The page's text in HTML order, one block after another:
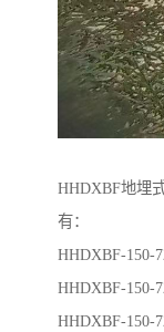
HHDXBF地埋
有：
HHDXBF-150-
HHDXBF-150-
HHDXBF-150-